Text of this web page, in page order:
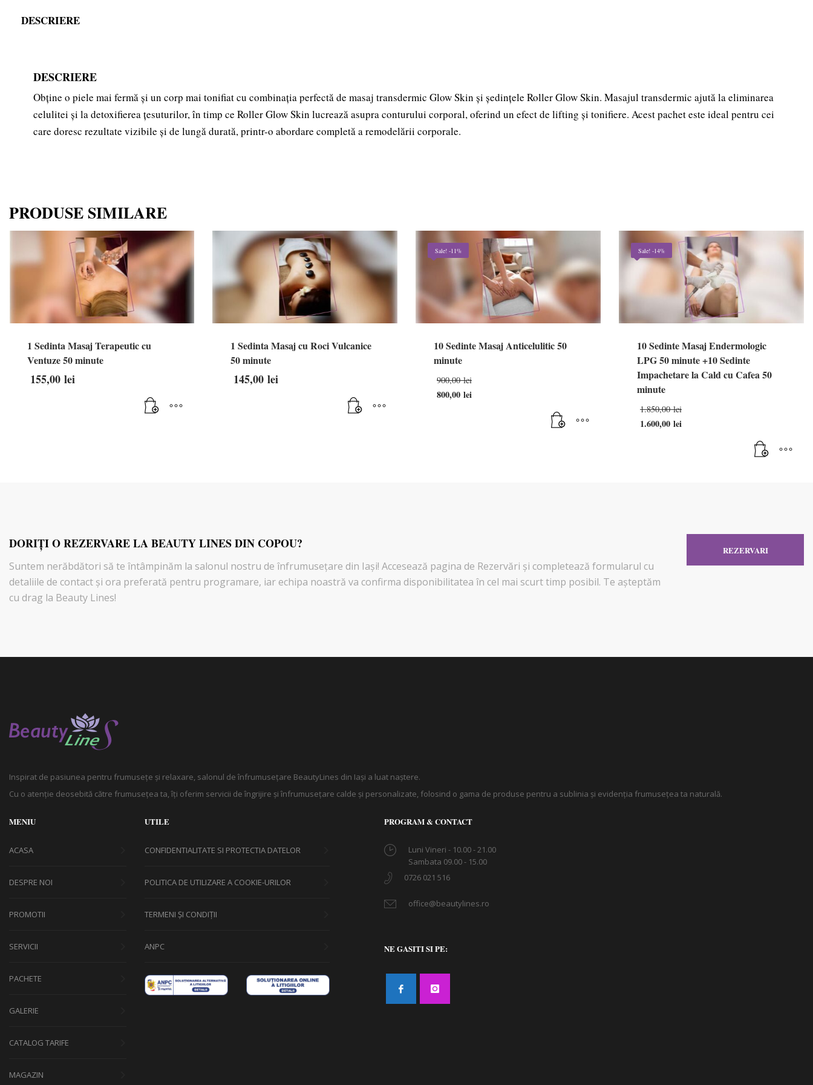
minute
DESCRIERE
DESCRIERE
Obține o piele mai fermă și un corp mai tonifiat cu combinația perfectă de masaj transdermic Glow Skin și ședințele Roller Glow Skin. Masajul transdermic ajută la eliminarea
celulitei și la detoxifierea țesuturilor, în timp ce Roller Glow Skin lucrează asupra conturului corporal, oferind un efect de lifting și tonifiere. Acest pachet este ideal pentru cei
care doresc rezultate vizibile și de lungă durată, printr-o abordare completă a remodelării corporale.
PRODUSE SIMILARE
1 Sedinta Masaj Terapeutic cu
Ventuze 50 minute
155,00 lei
1 Sedinta Masaj cu Roci Vulcanice
50 minute
145,00 lei
Sale! -11%
10 Sedinte Masaj Anticelulitic 50
minute
900,00lei
800,00 lei
Prețul
Sale! -14%
10 Sedinte Masaj Endermologic
LPG 50 minute +10 Sedinte
Impachetare la Cald cu Cafea 50
minute
1.850,00lei
1.600,00 lei
Prețul
DORIŢI O REZERVARE LA BEAUTY LINES DIN COPOU?
Suntem nerăbdători să te întâmpinăm la salonul nostru de înfrumusețare din Iași! Accesează pagina de Rezervări şi completează formularul cu
detaliile de contact și ora preferată pentru programare, iar echipa noastră va confirma disponibilitatea în cel mai scurt timp posibil. Te așteptăm
cu drag la Beauty Lines!
REZERVARI
Inspirat de pasiunea pentru frumusețe și relaxare, salonul de înfrumusețare BeautyLines din Iași a luat naștere.
Cu o atenție deosebită către frumusețea ta, îți oferim servicii de îngrijire și înfrumusețare calde și personalizate, folosind o gama de produse pentru a sublinia și evidenția frumusețea ta naturală.
MENIU
ACASA
DESPRE NOI
PROMOTII
SERVICII
PACHETE
GALERIE
CATALOG TARIFE
MAGAZIN
UTILE
CONFIDENTIALITATE SI PROTECTIA DATELOR
POLITICA DE UTILIZARE A COOKIE-URILOR
TERMENI ȘI CONDIȚII
ANPC
PROGRAM & CONTACT
Luni Vineri - 10.00 - 21.00
Sambata 09.00 - 15.00
0726 021 516
office@beautylines.ro
NE GASITI SI PE: